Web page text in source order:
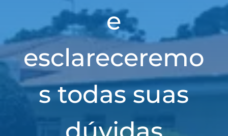
e
esclareceremo
s todas suas